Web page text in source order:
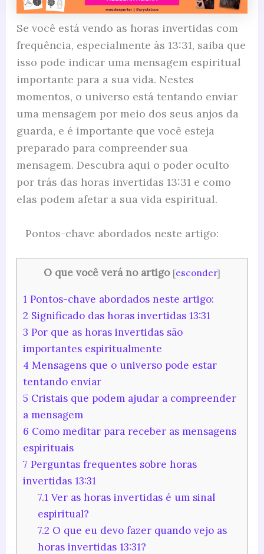
Se você está vendo as horas invertidas com
frequência, especialmente às 13:31, saiba que
isso pode indicar uma mensagem espiritual
importante para a sua vida. Nestes
momentos, o universo está tentando enviar
uma mensagem por meio dos seus anjos da
guarda, e é importante que você esteja
preparado para compreender sua
mensagem. Descubra aqui o poder oculto
por trás das horas invertidas 13:31 e como
elas podem afetar a sua vida espiritual.
Pontos-chave abordados neste artigo:
O que você verá no artigo [esconder]
1Pontos-chave abordados neste artigo:
2 Significado das horas invertidas 13:31
3 Por que as horas invertidas são
importantes espiritualmente
4 Mensagens que o universo pode estar
tentando enviar
5 Cristais que podem ajudar a compreender
a mensagem
6 Como meditar para receber as mensagens
espirituais
7 Perguntas frequentes sobre horas
invertidas 13:31
7.1 Ver as horas invertidas é um sinal
espiritual?
7.2 O que eu devo fazer quando vejo as
horas invertidas 13:31?